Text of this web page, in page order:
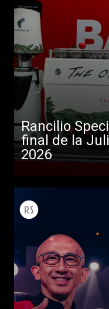
Rancilio
final de la
2026